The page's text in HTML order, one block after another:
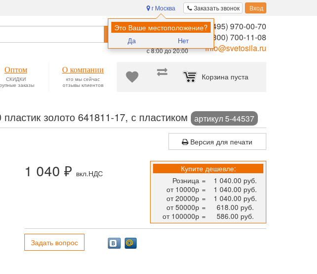
Заказать звонок Вход
г Москва
Это Ваше местоположение?
Да Нет
Помощь в
выборе:
Ежедневно,
с 8:00 до 20:00
8 (495) 970-00-70
8 (800) 700-11-08
info@svetosila.ru
Найти
Корзина пуста
Оптом
СКИДКИ
заказы
О компании
кто мы сейчас
отзывы клиентов
золото 641811-17, с пластиком артикул 5-44537
Версия для печати
1 040 ₽ вкл.НДС
Купите дешевле:
Розница =
1 040.00 руб.
от 10000р =
1 040.00 руб.
от 20000р =
1 040.00 руб.
от 50000р =
618.00 руб.
от 100000р = 586.00 руб.
Задать вопрос